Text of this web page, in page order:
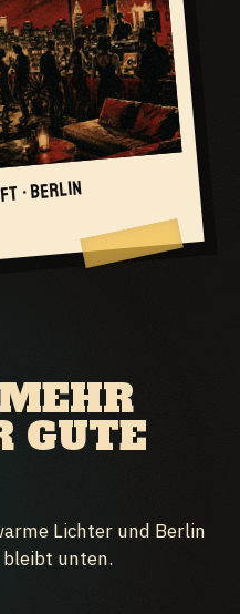
· BERLIN
GUTE
Lichter und Berlin
unten.